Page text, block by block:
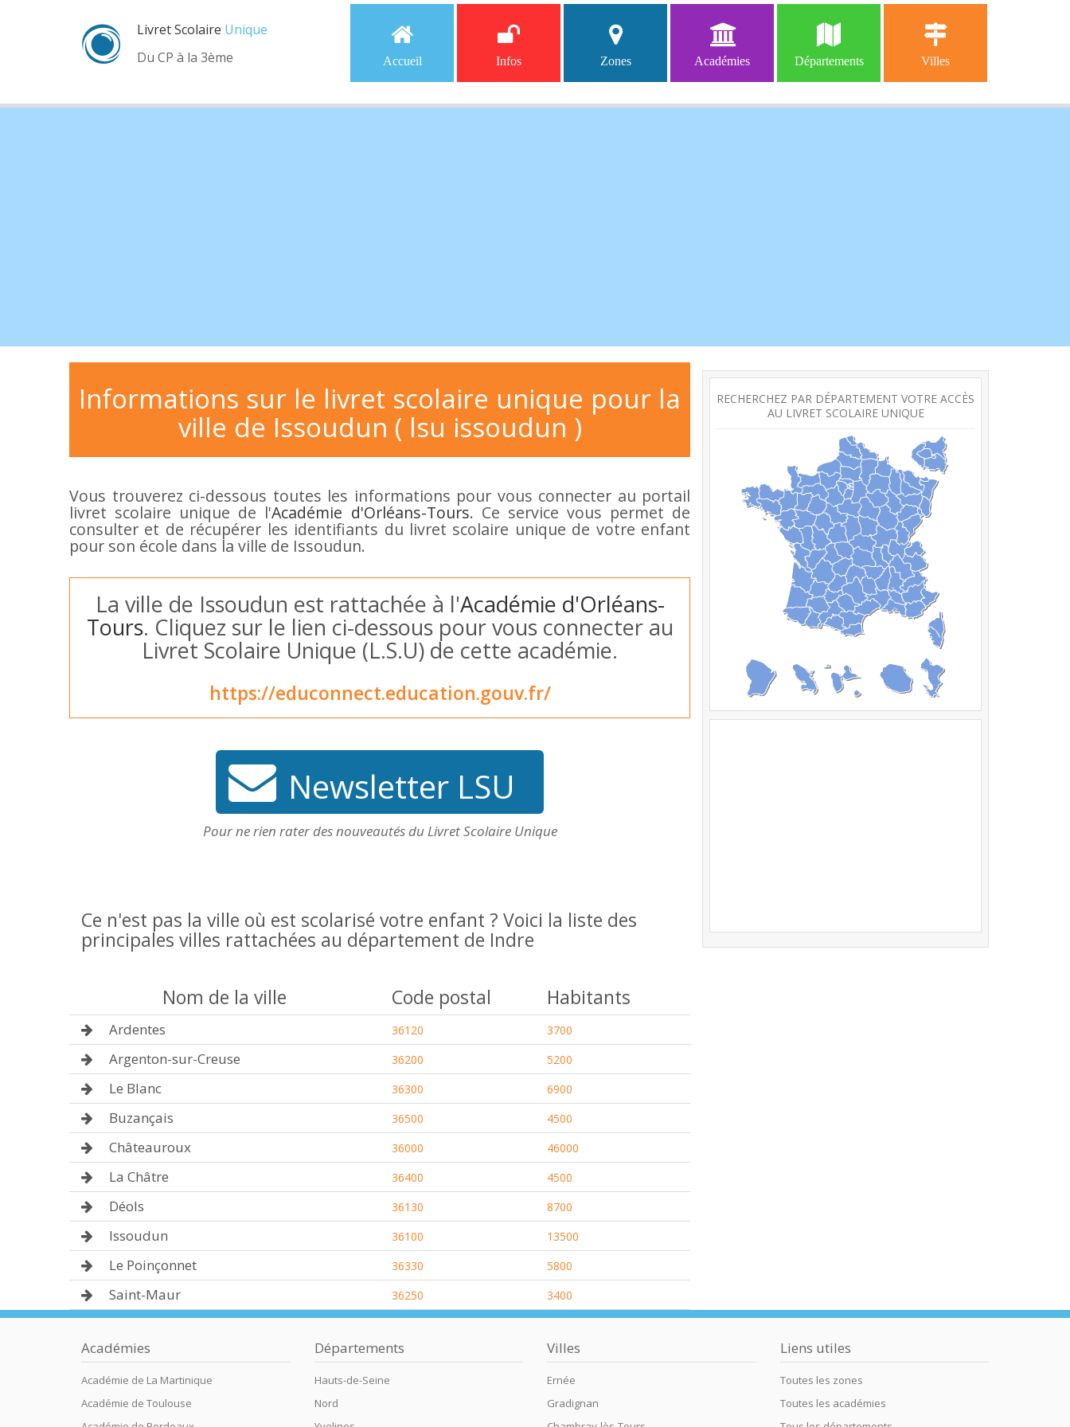
Livret Scolaire Unique
Du CP à la 3ème
Accueil Infos Zones Académies Départements Villes
Informations sur le livret scolaire unique pour la
ville de Issoudun ( lsu issoudun )
Vous trouverez ci-dessous toutes les informations pour vous connecter au portail
livret scolaire unique de l'Académie d'Orléans-Tours. Ce service vous permet de
consulter et de récupérer les identifiants du livret scolaire unique de votre enfant
pour son école dans la ville de Issoudun.
La ville de Issoudun est rattachée à l'Académie d'Orléans-
Tours. Cliquez sur le lien ci-dessous pour vous connecter au
Livret Scolaire Unique (L.S.U) de cette académie.
https://educonnect.education.gouv.fr/
Newsletter LSU
Pour ne rien rater des nouveautés du Livret Scolaire Unique
Ce n'est pas la ville où est scolarisé votre enfant ? Voici la liste des
principales villes rattachées au département de Indre
Nom de la ville Code postal Habitants
Ardentes 36120 3700
Argenton-sur-Creuse 36200 5200
Le Blanc 36300 6900
Buzançais 36500 4500
Châteauroux 36000 46000
La Châtre 36400 4500
Déols 36130 8700
Issoudun 36100 13500
Le Poinçonnet 36330 5800
Saint-Maur 36250 3400
RECHERCHEZ PAR DÉPARTEMENT VOTRE ACCÈS
AU LIVRET SCOLAIRE UNIQUE
Académies
Académie de La Martinique
Académie de Toulouse
Départements
Hauts-de-Seine
Nord
Villes
Ernée
Gradignan
Liens utiles
Toutes les zones
Toutes les académies